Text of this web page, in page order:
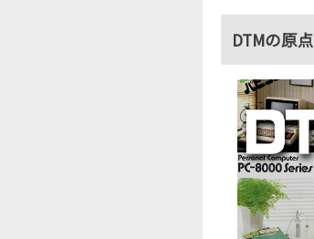
DTMの原点